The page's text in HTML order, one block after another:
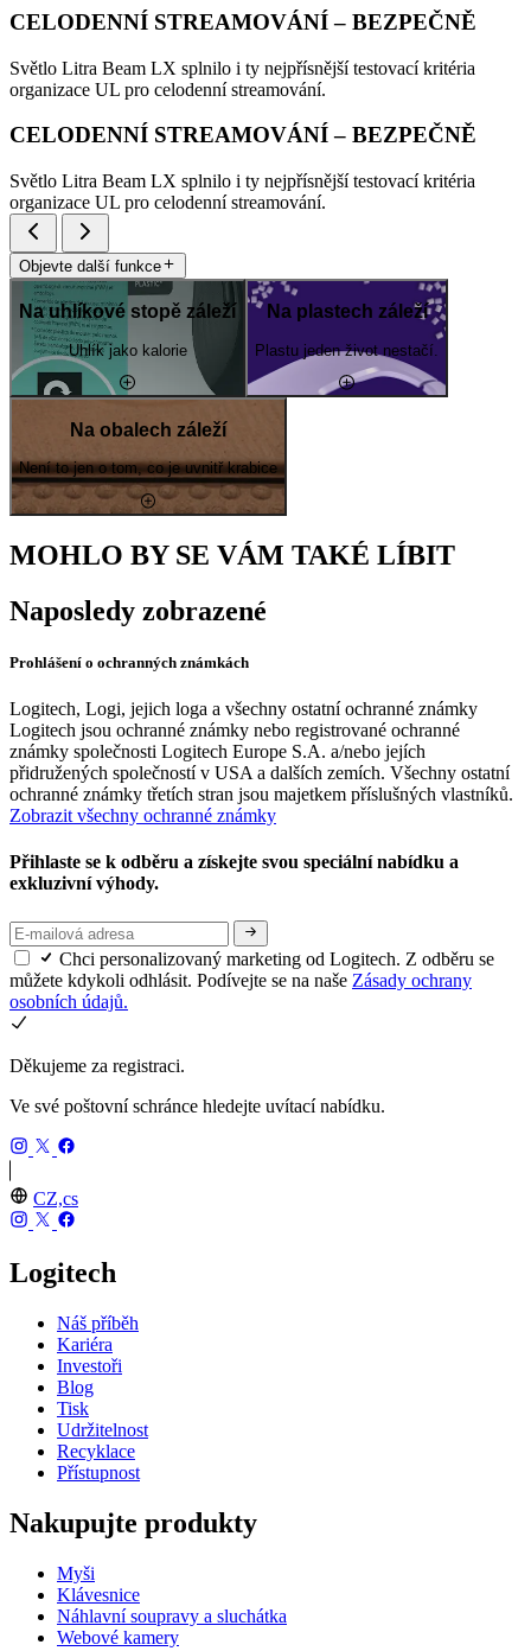
CELODENNÍ STREAMOVÁNÍ – BEZPEČNĚ
Světlo Litra Beam LX splnilo i ty nejpřísnější testovací kritéria
organizace UL pro celodenní streamování.
CELODENNÍ STREAMOVÁNÍ – BEZPEČNĚ
Světlo Litra Beam LX splnilo i ty nejpřísnější testovací kritéria
organizace UL pro celodenní streamování.
Objevte další funkce
Na uhlíkové stopě záleží
Uhlík jako kalorie
Na plastech záleží
Plastu jeden život nestačí.
Na obalech záleží
Není to jen o tom, co je uvnitř krabice
MOHLO BY SE VÁM TAKÉ LÍBIT
Naposledy zobrazené
Prohlášení o ochranných známkách
Logitech, Logi, jejich loga a všechny ostatní ochranné známky
Logitech jsou ochranné známky nebo registrované ochranné
známky společnosti Logitech Europe S.A. a/nebo jejích
přidružených společností v USA a dalších zemích. Všechny ostatní
ochranné známky třetích stran jsou majetkem příslušných vlastníků.
Zobrazit všechny ochranné známky
Přihlaste se k odběru a získejte svou speciální nabídku a
exkluzivní výhody.
Chci personalizovaný marketing od Logitech. Z odběru se
můžete kdykoli odhlásit. Podívejte se na naše Zásady ochrany
osobních údajů.
Děkujeme za registraci.
Ve své poštovní schránce hledejte uvítací nabídku.
CZ,cs
Logitech
Náš příběh
Kariéra
Investoři
Blog
Tisk
Udržitelnost
Recyklace
Přístupnost
Nakupujte produkty
Myši
Klávesnice
Náhlavní soupravy a sluchátka
Webové kamery